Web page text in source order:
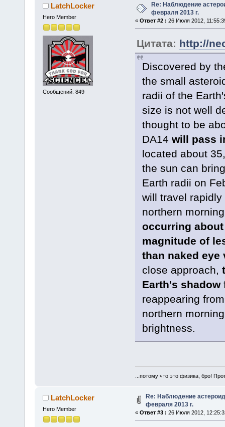
LatchLocker
Hero Member
Сообщений: 849
Re: Наблюдение
февраля 2013 г.
« Ответ #2 : 26 Июля 2012,
Цитата: http://
Discovered by
the small
radii of the
size is not well
thought to be
DA14 will pass
located about
the sun can
Earth radii on
will travel
northern
occurring about
magnitude of
than naked eye
close approach,
Earth's shadow
reappearing
northern
brightness.
...потому что это физика, бро!
LatchLocker
Hero Member
Re: Наблюдение
февраля 2013 г.
« Ответ #3 : 26 Июля 2012,